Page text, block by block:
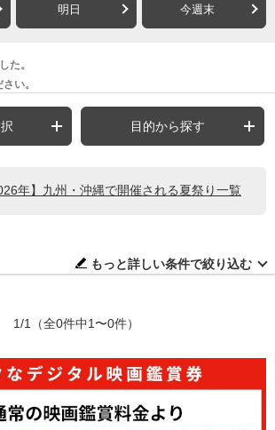
明日 今週末
た。
い。
目的から探す
年】九州・沖縄で開催される夏祭り一覧
もっと詳しい条件で絞り込む
1/1 （全0件中1〜0件）